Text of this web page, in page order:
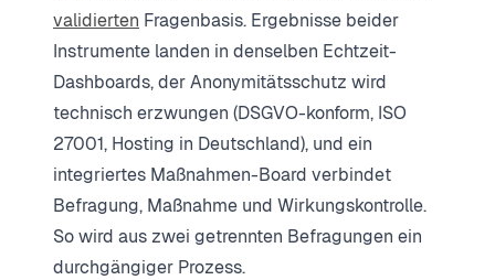
validierten Fragenbasis. Ergebnisse beider
Instrumente landen in denselben Echtzeit-
Dashboards, der Anonymitätsschutz wird
technisch erzwungen (DSGVO-konform, ISO
27001, Hosting in Deutschland), und ein
integriertes Maßnahmen-Board verbindet
Befragung, Maßnahme und Wirkungskontrolle.
So wird aus zwei getrennten Befragungen ein
durchgängiger Prozess.